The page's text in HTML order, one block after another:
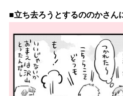
■立ち去ろうとするののかさん